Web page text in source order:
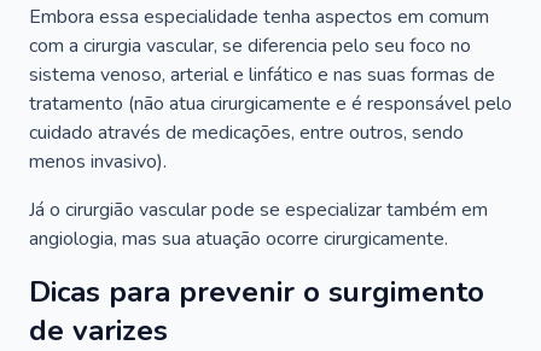
Embora essa especialidade tenha aspectos em comum
com a cirurgia vascular, se diferencia pelo seu foco no
sistema venoso, arterial e linfático e nas suas formas de
tratamento (não atua cirurgicamente e é responsável pelo
cuidado através de medicações, entre outros, sendo
menos invasivo).
Já o cirurgião vascular pode se especializar também em
angiologia, mas sua atuação ocorre cirurgicamente.
Dicas para prevenir o surgimento
de varizes